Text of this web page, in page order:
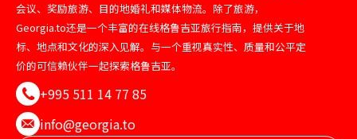
会议、奖励旅游、目的地婚礼和媒体物流。除了旅游，
Georgia.to还是一个丰富的在线格鲁吉亚旅行指南，提供关于地
标、地点和文化的深入见解。与一个重视真实性、质量和公平定
价的可信赖伙伴一起探索格鲁吉亚。
+995 511 14 77 85
info@georgia.to